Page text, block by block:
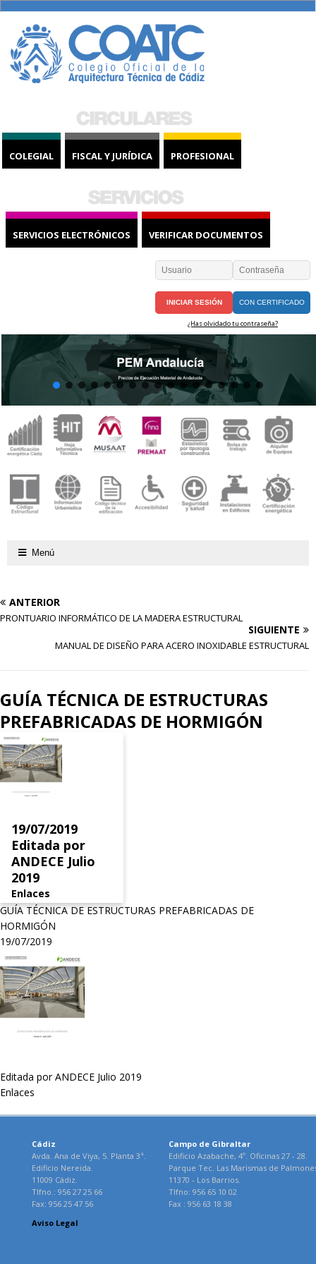
COLEGIAL FISCAL Y JURÍDICA PROFESIONAL
SERVICIOS ELECTRÓNICOS VERIFICAR DOCUMENTOS
CON CERTIFICADO
¿Has olvidado tu contraseña?
Menú
ANTERIOR
PRONTUARIO INFORMÁTICO DE LA MADERA ESTRUCTURAL
SIGUIENTE
MANUAL DE DISEÑO PARA ACERO INOXIDABLE ESTRUCTURAL
GUÍA TÉCNICA DE ESTRUCTURAS
PREFABRICADAS DE HORMIGÓN
19/07/2019
Editada por
ANDECE Julio
2019
Enlaces
GUÍA TÉCNICA DE ESTRUCTURAS PREFABRICADAS DE
HORMIGÓN
19/07/2019
Editada por ANDECE Julio 2019
Enlaces
Cádiz
Avda. Ana de Viya, 5. Planta 3ª.
Edificio Nereida.
11009 Cádiz.
Tlfno.: 956 27 25 66
Fax: 956 25 47 56
Campo de Gibraltar
Edificio Azabache, 4º. Oficinas 27 - 28.
Parque Tec. Las Marismas de
11370 - Los Barrios.
Tlfno: 956 65 10 02
Fax : 956 63 18 38
Aviso Legal